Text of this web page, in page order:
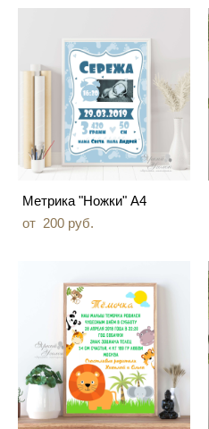
Метрика "Ножки" А4
от 200 pуб.